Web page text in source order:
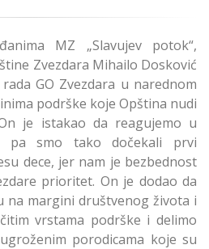
MZ „Slavujev potok“,
Zvezdara Mihailo Dosković
GO Zvezdara u narednom
podrške koje Opština nudi
je istakao da reagujemo u
pa smo tako dočekali prvi
dece, jer nam je bezbednost
prioritet. On je dodao da
na margini društvenog života i
vrstama podrške i delimo
porodicama koje su